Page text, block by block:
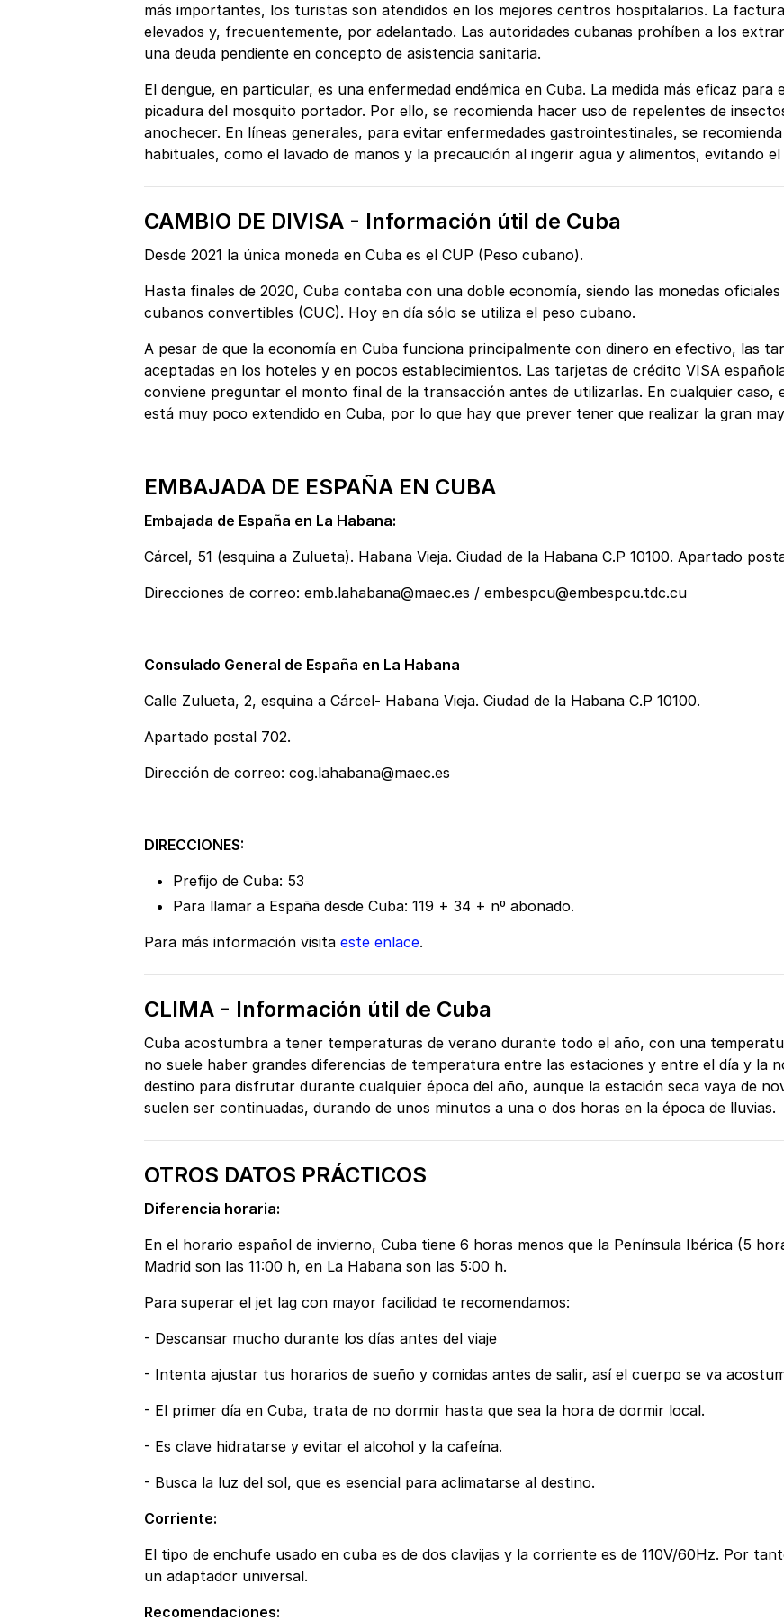
más importantes, los turistas son atendidos en los mejores centros hospitalarios. La
elevados y, frecuentemente, por adelantado. Las autoridades cubanas prohíben a los
una deuda pendiente en concepto de asistencia sanitaria.
El dengue, en particular, es una enfermedad endémica en Cuba. La medida más eficaz
picadura del mosquito portador. Por ello, se recomienda hacer uso de repelentes de
anochecer. En líneas generales, para evitar enfermedades gastrointestinales, se
habituales, como el lavado de manos y la precaución al ingerir agua y alimentos, evitando
CAMBIO DE DIVISA - Información útil de Cuba
Desde 2021 la única moneda en Cuba es el CUP (Peso cubano).
Hasta finales de 2020, Cuba contaba con una doble economía, siendo las monedas
cubanos convertibles (CUC). Hoy en día sólo se utiliza el peso cubano.
A pesar de que la economía en Cuba funciona principalmente con dinero en efectivo, las
aceptadas en los hoteles y en pocos establecimientos. Las tarjetas de crédito VISA
conviene preguntar el monto final de la transacción antes de utilizarlas. En cualquier caso,
está muy poco extendido en Cuba, por lo que hay que prever tener que realizar la gran
EMBAJADA DE ESPAÑA EN CUBA
Embajada de España en La Habana:
Cárcel, 51 (esquina a Zulueta). Habana Vieja. Ciudad de la Habana C.P 10100. Apartado
Direcciones de correo: emb.lahabana@maec.es / embespcu@embespcu.tdc.cu
Consulado General de España en La Habana
Calle Zulueta, 2, esquina a Cárcel- Habana Vieja. Ciudad de la Habana C.P 10100.
Apartado postal 702.
Dirección de correo: cog.lahabana@maec.es
DIRECCIONES:
Prefijo de Cuba: 53
Para llamar a España desde Cuba: 119 + 34 + nº abonado.
Para más información visita este enlace.
CLIMA - Información útil de Cuba
Cuba acostumbra a tener temperaturas de verano durante todo el año, con una
no suele haber grandes diferencias de temperatura entre las estaciones y entre el día y la
destino para disfrutar durante cualquier época del año, aunque la estación seca vaya de
suelen ser continuadas, durando de unos minutos a una o dos horas en la época de lluvias.
OTROS DATOS PRÁCTICOS
Diferencia horaria:
En el horario español de invierno, Cuba tiene 6 horas menos que la Península Ibérica (5
Madrid son las 11:00 h, en La Habana son las 5:00 h.
Para superar el jet lag con mayor facilidad te recomendamos:
- Descansar mucho durante los días antes del viaje
- Intenta ajustar tus horarios de sueño y comidas antes de salir, así el cuerpo se va
- El primer día en Cuba, trata de no dormir hasta que sea la hora de dormir local.
- Es clave hidratarse y evitar el alcohol y la cafeína.
- Busca la luz del sol, que es esencial para aclimatarse al destino.
Corriente:
El tipo de enchufe usado en cuba es de dos clavijas y la corriente es de 110V/60Hz. Por
un adaptador universal.
Recomendaciones: